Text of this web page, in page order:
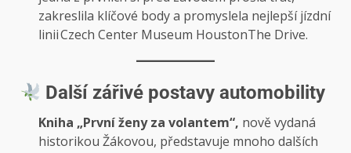
zakreslila klíčové body a promyslela nejlepší jízdní
liniiCzech Center Museum HoustonThe Drive.
Další zářivé postavy automobility
Kniha „První ženy za volantem“, nově vydaná
historikou Žákovou, představuje mnoho dalších